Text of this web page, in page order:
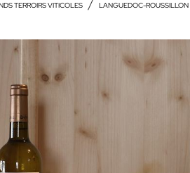
TERROIRS VITICOLES
LANGUEDOC-ROUSSILLON